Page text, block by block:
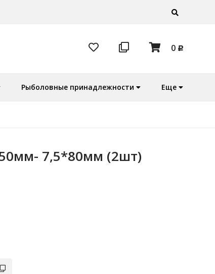
0 Р
Рыболовные принадлежности Еще
7,5*80мм (2шт)